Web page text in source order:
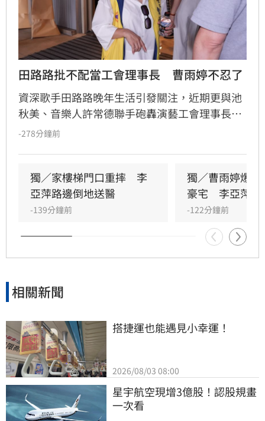
田路路批不配當工會理事長　曹雨婷不忍了
資深歌手田路路晚年生活引發關注，近期更與池
秋美、音樂人許常德聯手砲轟演藝工會理事長曹
雨婷，質疑其未善盡照顧資深藝人之責，且工會
說明，演藝圈內部矛盾隨之引爆。針對連日指
控，曹雨婷態度低調表示無需回應；而姜厚任則
回應已卸任逾二十年，認為田路路弄錯對象。此
次事件不僅揭開演藝工會內部長期累積的恩怨，
也再度引發大眾對於資深藝人權益與工會運作透
明度的廣泛討論與高度關注。
-278分鐘前
獨／家樓梯門口重摔　李
亞萍路邊倒地送醫
-139分鐘前
獨／曹雨婷爆
豪宅　李亞萍發
-122分鐘前
相關新聞
搭捷運也能遇見小幸運！
2026/08/03 08:00
星宇航空現增3億股！認股規畫
一次看